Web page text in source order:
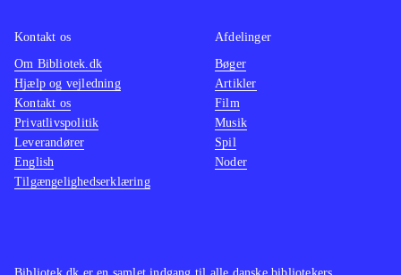
Kontakt os
Om Bibliotek.dk
Hjælp og vejledning
Kontakt os
Privatlivspolitik
Leverandører
English
Tilgængelighedserklæring
Afdelinger
Bøger
Artikler
Film
Musik
Spil
Noder